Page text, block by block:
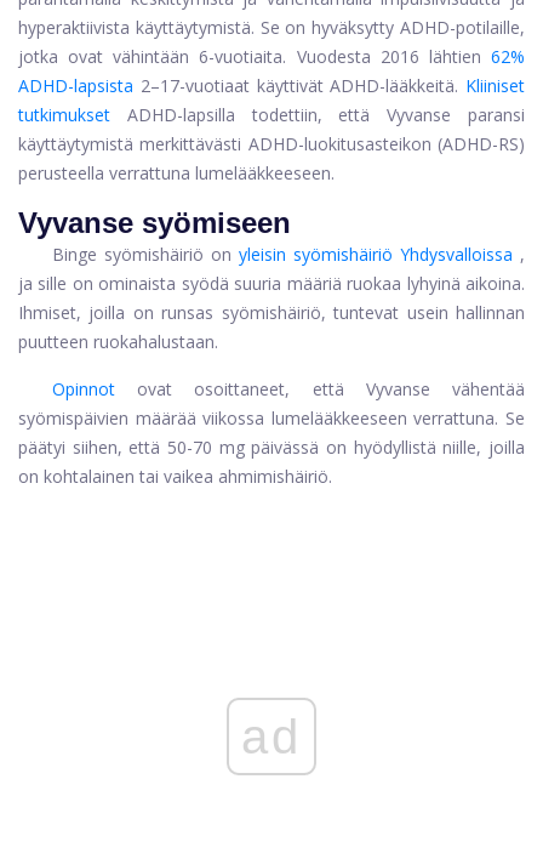
hyperaktiivista käyttäytymistä. Se on hyväksytty ADHD-potilaille,
jotka ovat vähintään 6-vuotiaita. Vuodesta 2016 lähtien 62%
ADHD-lapsista 2–17-vuotiaat käyttivät ADHD-lääkkeitä. Kliiniset
tutkimukset
ADHD-lapsilla todettiin, että Vyvanse paransi
käyttäytymistä merkittävästi ADHD-luokitusasteikon (ADHD-RS)
perusteella verrattuna lumelääkkeeseen.
Vyvanse syömiseen
Binge syömishäiriö on yleisin syömishäiriö Yhdysvalloissa ,
ja sille on ominaista syödä suuria määriä ruokaa lyhyinä aikoina.
Ihmiset, joilla on runsas syömishäiriö, tuntevat usein hallinnan
puutteen ruokahalustaan.
Opinnot
ovat osoittaneet, että Vyvanse vähentää
syömispäivien määrää viikossa lumelääkkeeseen verrattuna. Se
päätyi siihen, että 50-70 mg päivässä on hyödyllistä niille, joilla
on kohtalainen tai vaikea ahmimishäiriö.
ad